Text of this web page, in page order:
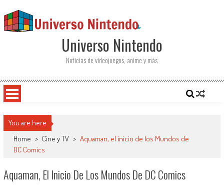
Universo Nintendo
Noticias de videojuegos, anime y más
You are here
Home > Cine y TV > Aquaman, el inicio de los Mundos de
DC Comics
Aquaman, El Inicio De Los Mundos De DC Comics